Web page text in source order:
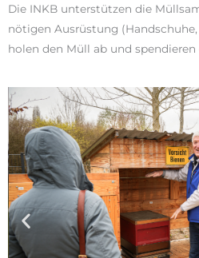
Die INKB unterstützen die
nötigen Ausrüstung
holen den Müll ab und